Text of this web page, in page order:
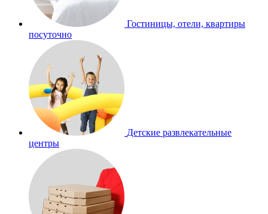
Гостиницы, отели, квартиры
посуточно
Детские развлекательные
центры